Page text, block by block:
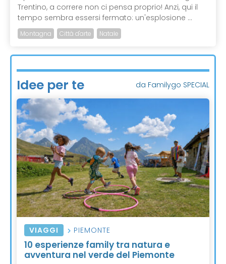
Trentino, a correre non ci pensa proprio! Anzi, qui il
tempo sembra essersi fermato: un'esplosione ...
Montagna Città d'arte Natale
Idee per te da Familygo SPECIAL
VIAGGI PIEMONTE
10 esperienze family tra natura e
avventura nel verde del Piemonte